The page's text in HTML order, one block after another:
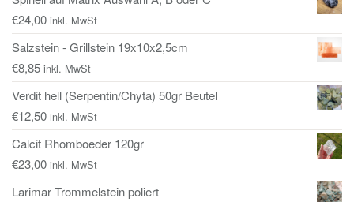
€24,00 inkl. MwSt
Salzstein - Grillstein 19x10x2,5cm
€8,85 inkl. MwSt
Verdit hell (Serpentin/Chyta) 50gr Beutel
€12,50 inkl. MwSt
Calcit Rhomboeder 120gr
€23,00 inkl. MwSt
Larimar Trommelstein poliert